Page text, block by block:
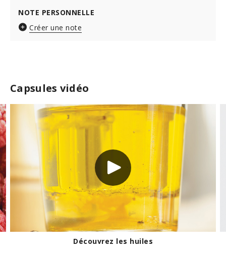
Capsules vidéo
Découvrez les huiles
NOTE PERSONNELLE
Créer une note